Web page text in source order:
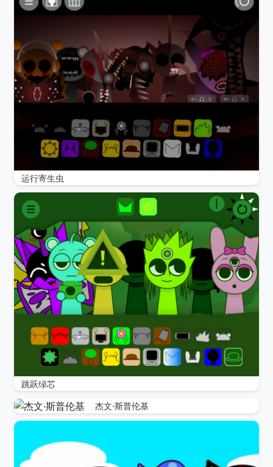
运行寄生虫
跳跃绿芯
杰文·斯普伦基